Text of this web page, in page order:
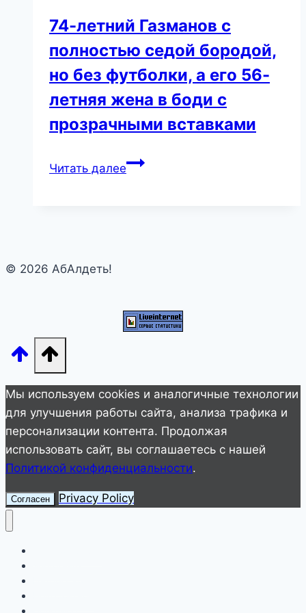
74-летний Газманов с
полностью седой бородой,
но без футболки, а его 56-
летняя жена в боди с
прозрачными вставками
Читать далее74-
без
футболки,
56-
летняя
жена
в
боди
с
прозрачными
вставками
© 2026 АбАлдеть!
Мы используем cookies и аналогичные технологии
для улучшения работы сайта, анализа трафика и
персонализации контента. Продолжая
использовать сайт, вы соглашаетесь с нашей
Политикой конфиденциальности.
Согласен Privacy Policy